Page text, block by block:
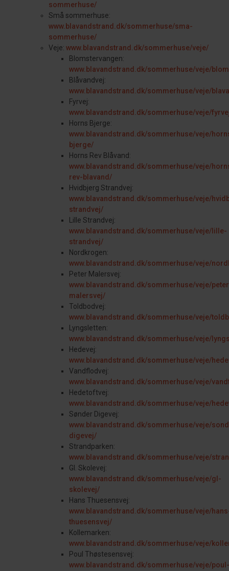
sommerhuse/
Små sommerhuse:
www.blavandstrand.dk/sommerhuse/sma-
sommerhuse/
Veje: www.blavandstrand.dk/sommerhuse/veje/
Blomstervangen:
www.blavandstrand.dk/sommerhuse/veje/
Blåvandvej:
www.blavandstrand.dk/sommerhuse/veje/
Fyrvej:
www.blavandstrand.dk/sommerhuse/veje/
Horns Bjerge:
www.blavandstrand.dk/sommerhuse/veje/
bjerge/
Horns Rev Blåvand:
www.blavandstrand.dk/sommerhuse/veje/
rev-blavand/
Hvidbjerg Strandvej:
www.blavandstrand.dk/sommerhuse/veje/
strandvej/
Lille Strandvej:
www.blavandstrand.dk/sommerhuse/veje/lille-
strandvej/
Nordkrogen:
www.blavandstrand.dk/sommerhuse/veje/
Peter Malersvej:
www.blavandstrand.dk/sommerhuse/veje/
malersvej/
Toldbodvej:
www.blavandstrand.dk/sommerhuse/veje/
Lyngsletten:
www.blavandstrand.dk/sommerhuse/veje/
Hedevej:
www.blavandstrand.dk/sommerhuse/veje/
Vandflodvej:
www.blavandstrand.dk/sommerhuse/veje/
Hedetoftvej:
www.blavandstrand.dk/sommerhuse/veje/
Sønder Digevej:
www.blavandstrand.dk/sommerhuse/veje/
digevej/
Strandparken:
www.blavandstrand.dk/sommerhuse/veje/
Gl. Skolevej:
www.blavandstrand.dk/sommerhuse/veje/gl-
skolevej/
Hans Thuesensvej:
www.blavandstrand.dk/sommerhuse/veje/
thuesensvej/
Kollemarken:
www.blavandstrand.dk/sommerhuse/veje/
Poul Thøstesensvej:
www.blavandstrand.dk/sommerhuse/veje/poul-